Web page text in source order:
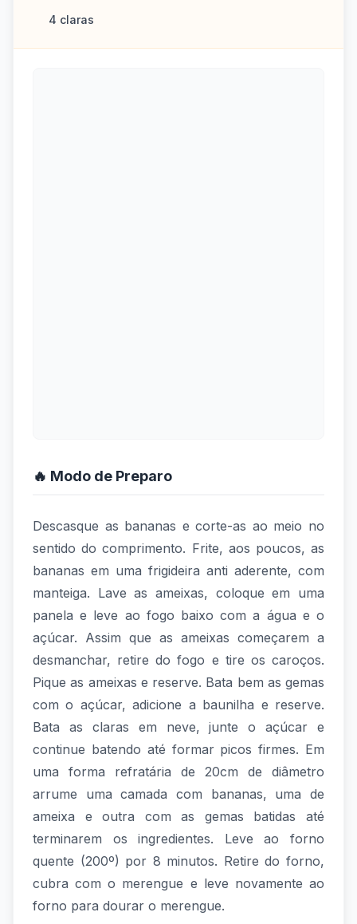
4 claras
🔥 Modo de Preparo
Descasque as bananas e corte-as ao meio no
sentido do comprimento. Frite, aos poucos, as
bananas em uma frigideira anti aderente, com
manteiga. Lave as ameixas, coloque em uma
panela e leve ao fogo baixo com a água e o
açúcar. Assim que as ameixas começarem a
desmanchar, retire do fogo e tire os caroços.
Pique as ameixas e reserve. Bata bem as gemas
com o açúcar, adicione a baunilha e reserve.
Bata as claras em neve, junte o açúcar e
continue batendo até formar picos firmes. Em
uma forma refratária de 20cm de diâmetro
arrume uma camada com bananas, uma de
ameixa e outra com as gemas batidas até
terminarem os ingredientes. Leve ao forno
quente (200º) por 8 minutos. Retire do forno,
cubra com o merengue e leve novamente ao
forno para dourar o merengue.